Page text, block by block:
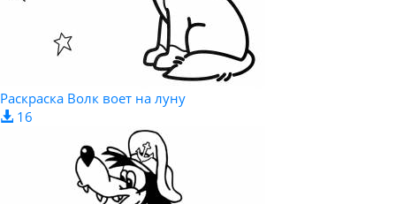
Раскраска Волк воет на луну
16